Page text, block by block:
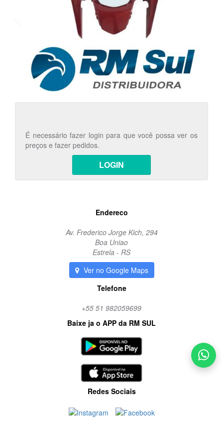
É necessário fazer login para que você possa ver os
preços e fazer pedidos.
LOGIN
Endereco
Av. Frederico Jorge Kich, 294
Boa Uniao
Estrela - RS
Ver no Google Maps
Telefone
+55 51 982059699
Baixe ja o APP da RM SUL
Redes Sociais